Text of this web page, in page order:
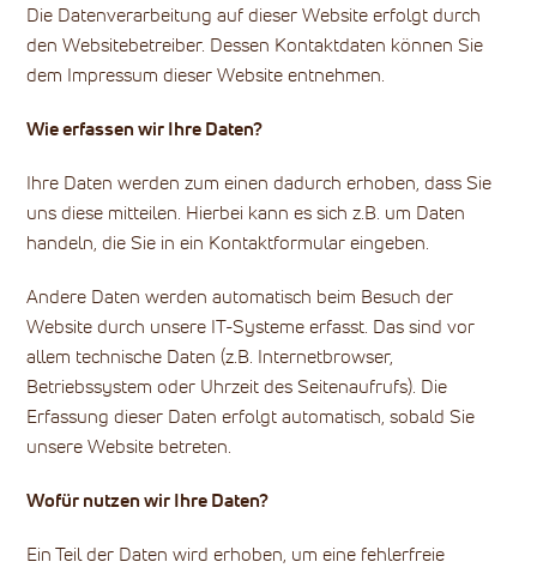
Die Datenverarbeitung auf dieser Website erfolgt durch
den Websitebetreiber. Dessen Kontaktdaten können Sie
dem Impressum dieser Website entnehmen.
Wie erfassen wir Ihre Daten?
Ihre Daten werden zum einen dadurch erhoben, dass Sie
uns diese mitteilen. Hierbei kann es sich z.B. um Daten
handeln, die Sie in ein Kontaktformular eingeben.
Andere Daten werden automatisch beim Besuch der
Website durch unsere IT-Systeme erfasst. Das sind vor
allem technische Daten (z.B. Internetbrowser,
Betriebssystem oder Uhrzeit des Seitenaufrufs). Die
Erfassung dieser Daten erfolgt automatisch, sobald Sie
unsere Website betreten.
Wofür nutzen wir Ihre Daten?
Ein Teil der Daten wird erhoben, um eine fehlerfreie